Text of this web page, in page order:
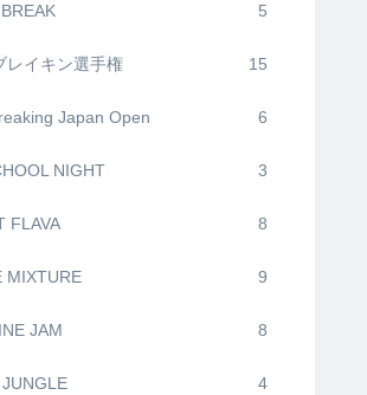
5
レイキン選手権 15
Japan Open 6
NIGHT 3
FLAVA 8
MIXTURE 9
JAM 8
4